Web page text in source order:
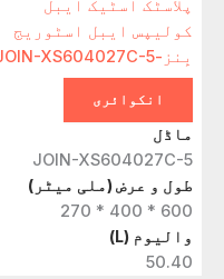
پلاسٹک اسٹیک ایبل
کولیپس ایبل اسٹوریج
بِنز-JOIN-XS604027C-5
انکوائری
ماڈل
JOIN-XS604027C-5
طول و عرض (ملی میٹر)
600 * 400 * 270
والیوم (L)
50.40